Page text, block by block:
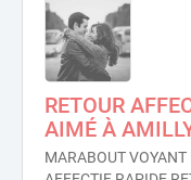
RETOUR
AIMÉ À
MARABOUT VOYANT